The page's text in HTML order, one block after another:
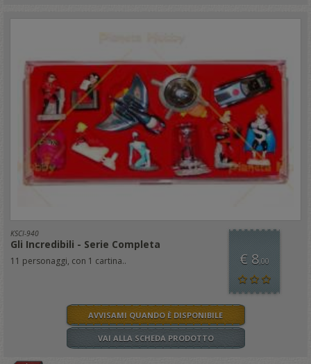
KSCI-940
Gli Incredibili - Serie Completa
11 personaggi, con 1 cartina.. € 8,00
AVVISAMI QUANDO È DISPONIBILE
VAI ALLA SCHEDA PRODOTTO